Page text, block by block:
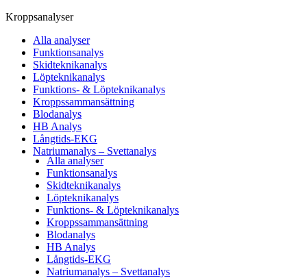
Kroppsanalyser
Alla analyser
Funktionsanalys
Skidteknikanalys
Löpteknikanalys
Funktions- & Löpteknikanalys
Kroppssammansättning
Blodanalys
HB Analys
Långtids-EKG
Natriumanalys – Svettanalys
Alla analyser
Funktionsanalys
Skidteknikanalys
Löpteknikanalys
Funktions- & Löpteknikanalys
Kroppssammansättning
Blodanalys
HB Analys
Långtids-EKG
Natriumanalys – Svettanalys